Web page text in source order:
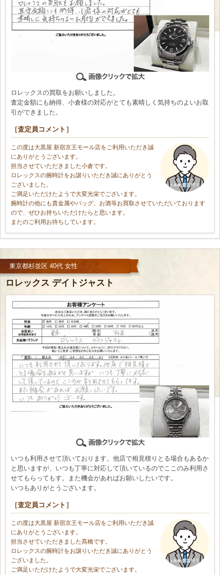
ロレックスの買取をお願いしました。
査定金額にも納得、小倉様の対応がとても素晴しく気持ちのよいお取
引ができました。
［査定員コメント］
この度は大黒屋 新宿京王モール店をご利用いただき誠
にありがとうございます。
担当させていただきました小倉です。
ロレックスの腕時計をお譲りいただき誠にありがとう
ございました。
ご満足いただけたようで大変光栄でございます。
腕時計の他にも貴金属やバッグ、お酒等お買取させていただいております
ので、ぜひお持ちいただけたらと思います。
またのご利用お待ちしています。
東京都杉並区 40代 女性
ロレックス デイトジャスト
いつも利用させて頂いております。他店で相見積りとる場合もあるか
と思いますが、いつも丁寧に対応して頂いているのでここのみ利用さ
せてもらってもす。また機会があればお願いしたいです。
いつもありがとうございます。
［査定員コメント］
この度は大黒屋 新宿京王モール店をご利用いただき誠
にありがとうございます。
担当させていただきました髙橋です。
ロレックスの腕時計をお譲りいただき誠にありがとう
ございました。
ご満足いただけたようで大変光栄でございます。